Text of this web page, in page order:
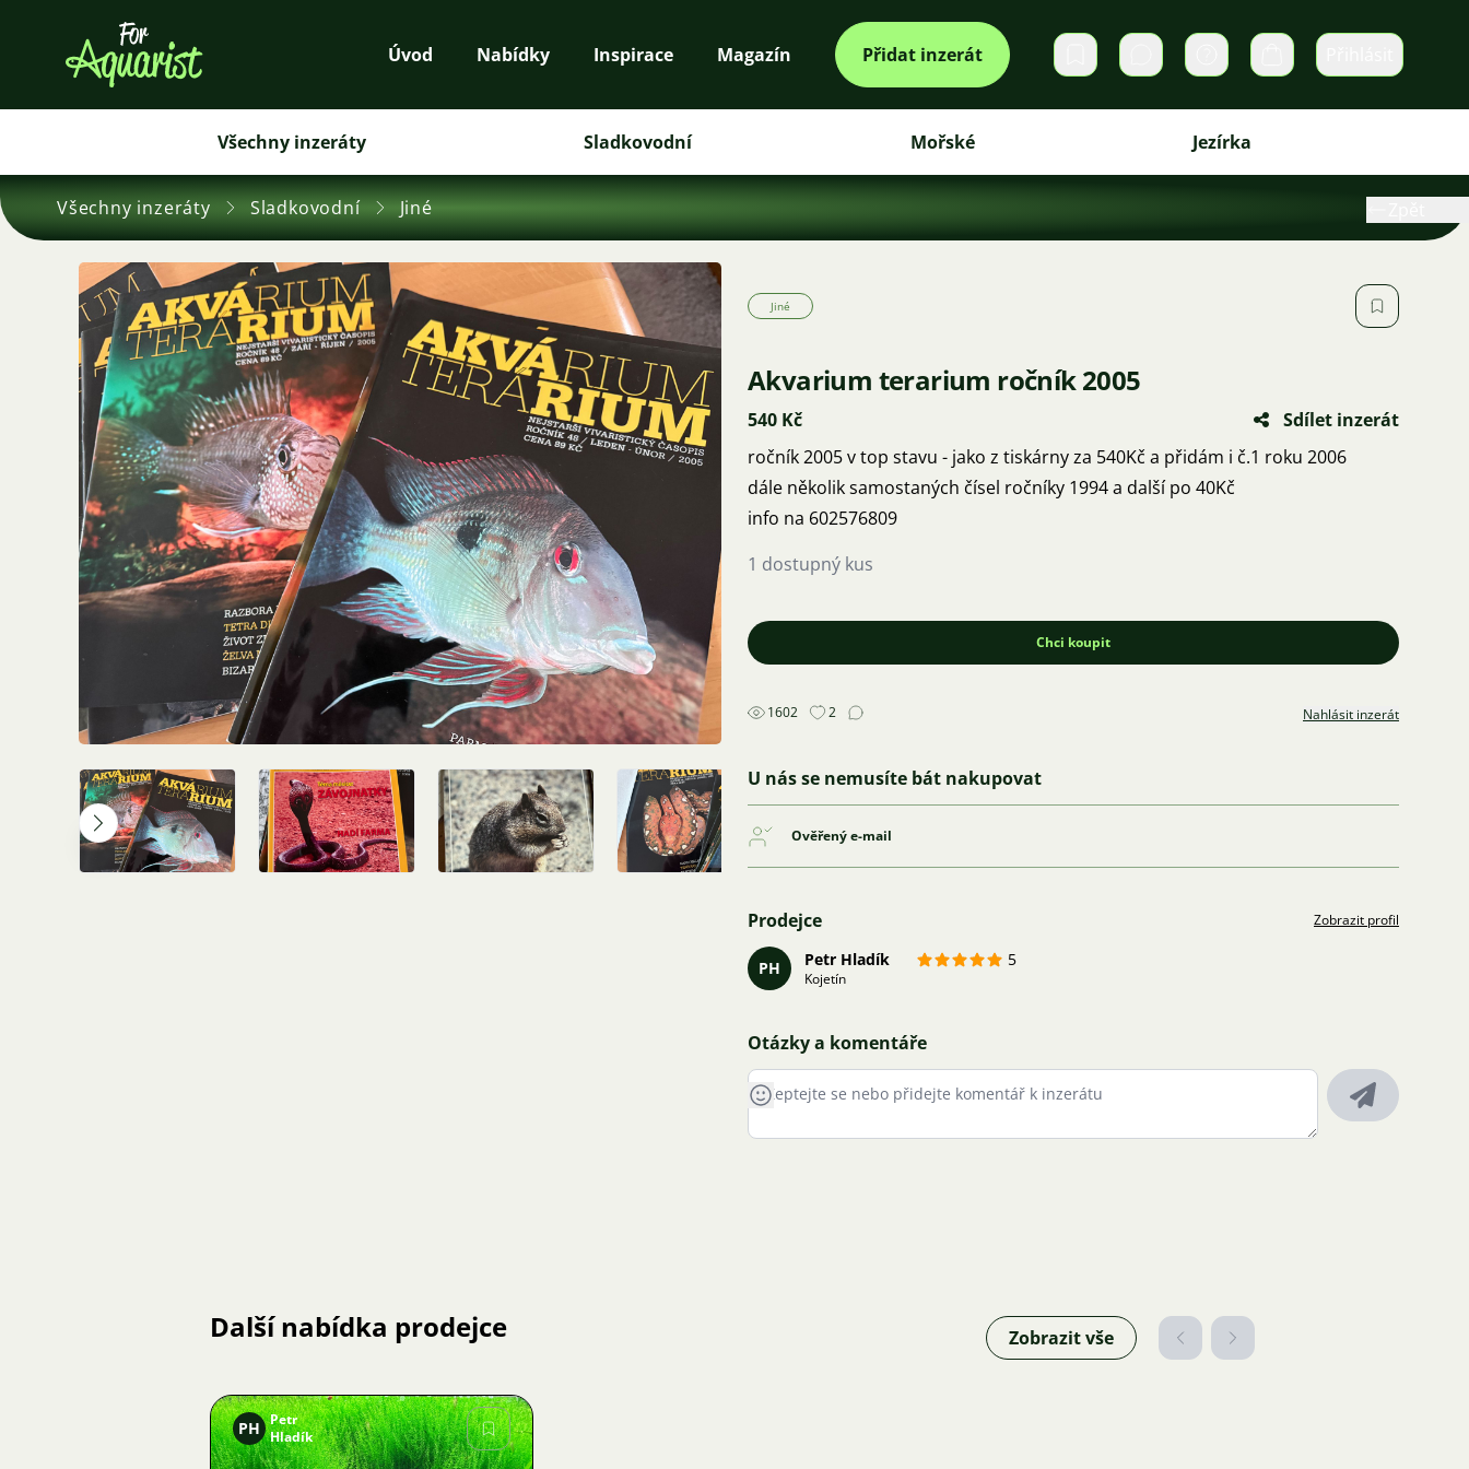
Úvod Nabídky Inspirace Magazín Přidat inzerát Soukromé zprávy Košík
Všechny inzeráty Sladkovodní Mořské Jezírka
Všechny inzeráty Sladkovodní Jiné
Jiné
Akvarium terarium ročník 2005
540 Kč
Sdílet inzerát
ročník 2005 v top stavu - jako z tiskárny za 540Kč a přidám i č.1 roku 2006
dále několik samostaných čísel ročníky 1994 a další po 40Kč
info na 602576809
1 dostupný kus
Chci koupit
1602 2 Nahlásit inzerát
U nás se nemusíte bát nakupovat
Ověřený e-mail
Prodejce Zobrazit profil
PH Petr Hladík 5
Kojetín
Otázky a komentáře
Další nabídka prodejce Zobrazit vše
PH Petr
Hladík